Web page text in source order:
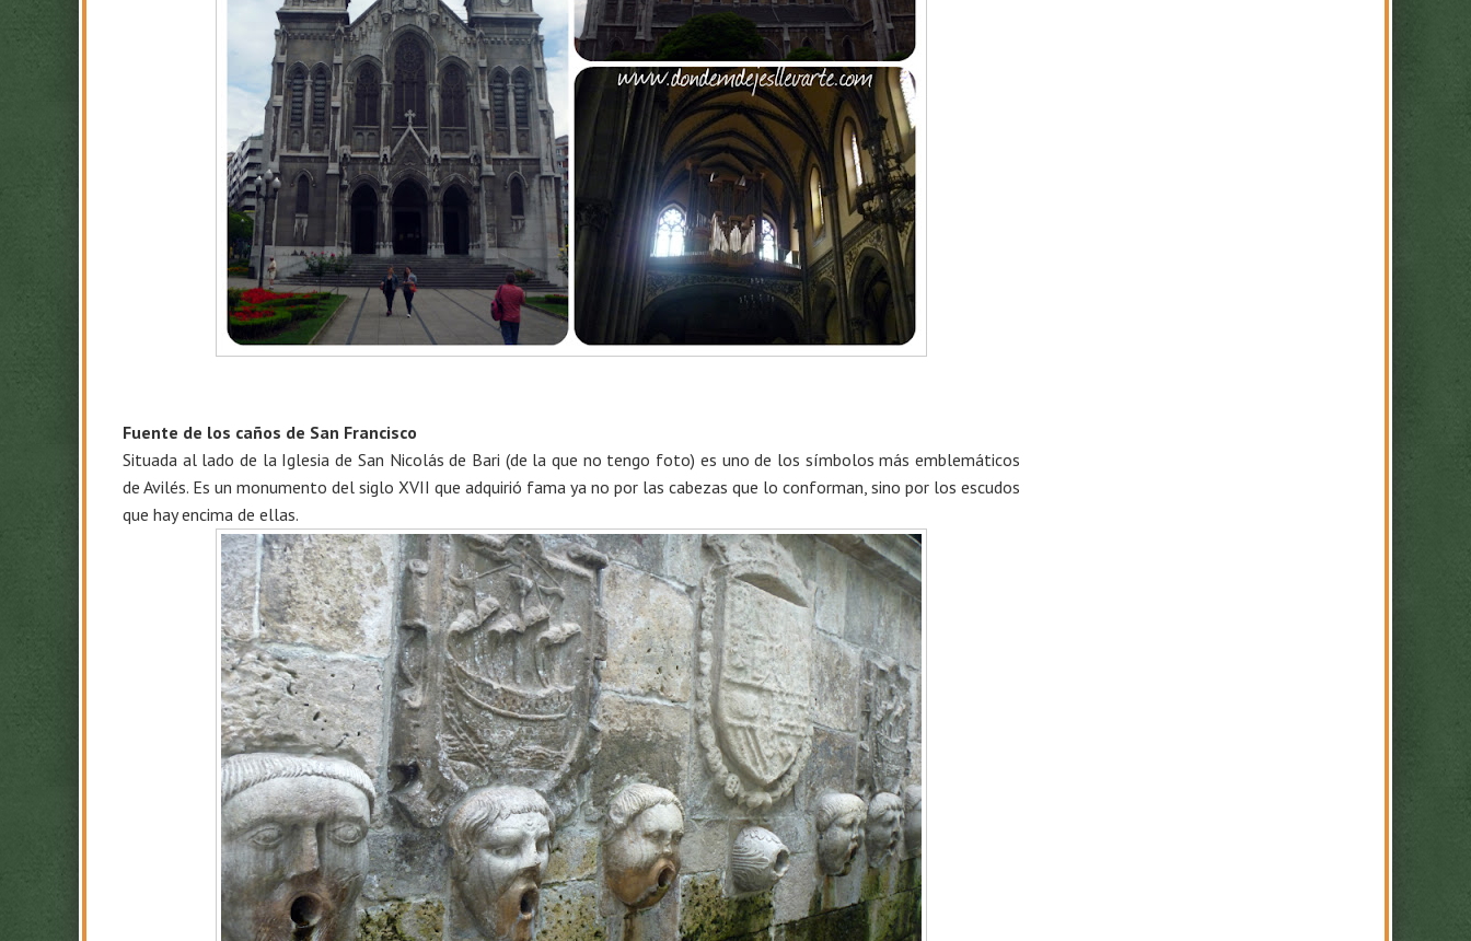
Fuente de los caños de San Francisco
Situada al lado de la Iglesia de San Nicolás de Bari (de la que no tengo foto) es uno de los símbolos más emblemáticos
de Avilés. Es un monumento del siglo XVII que adquirió fama ya no por las cabezas que lo conforman, sino por los escudos
que hay encima de ellas.